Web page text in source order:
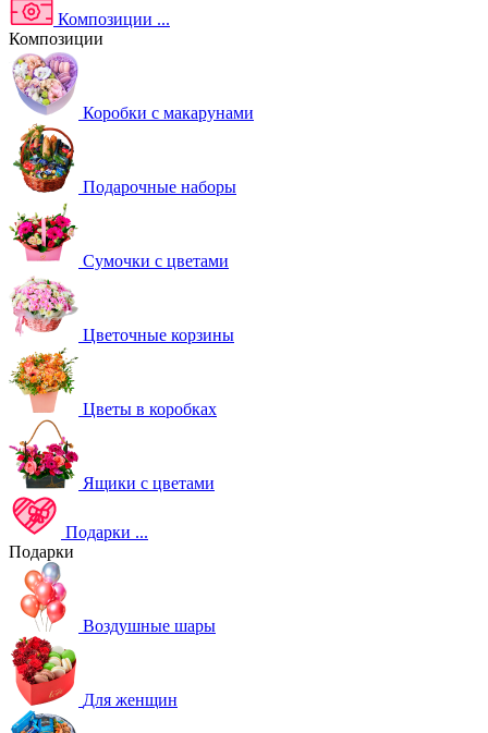
Композиции ...
Композиции
Коробки с макарунами
Подарочные наборы
Сумочки с цветами
Цветочные корзины
Цветы в коробках
Ящики с цветами
Подарки ...
Подарки
Воздушные шары
Для женщин